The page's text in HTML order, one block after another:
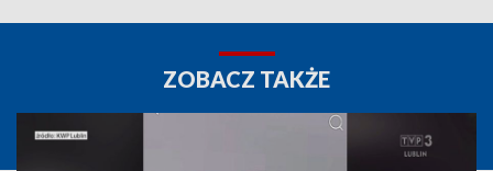
ZOBACZ TAKŻE